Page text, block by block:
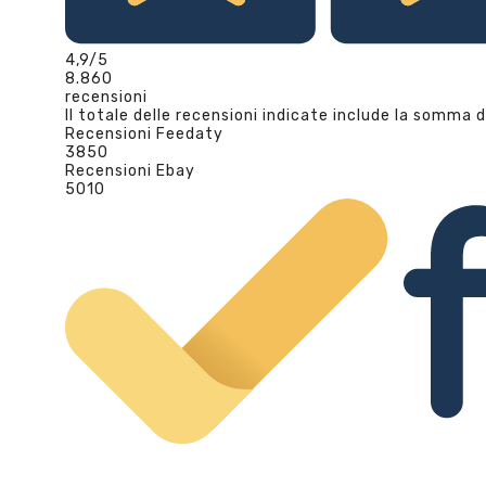
4,9/5
8.860
recensioni
Il totale delle recensioni indicate include la somma
Recensioni Feedaty
3850
Recensioni Ebay
5010